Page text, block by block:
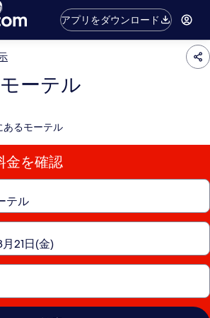
アプリをダウンロード
ーテル
あるモーテル
金を確認